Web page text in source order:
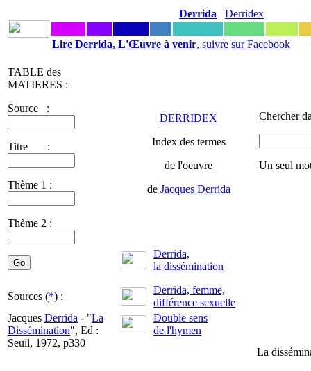
Derrida Derridex
Lire Derrida, L'Œuvre à venir, suivre sur Facebook
TABLE des
MATIERES :
Source :
Titre :
Thème 1 :
Thème 2 :
DERRIDEX
Index des termes
de l'oeuvre
de Jacques Derrida
Chercher
Un seul
Derrida,
la dissémination
Sources (*) :
Derrida, femme,
différence sexuelle
Jacques Derrida - "La
Dissémination", Ed :
Seuil, 1972, p330
Double sens
de l'hymen
La